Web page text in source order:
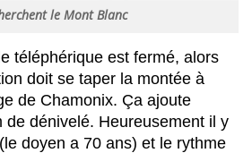
le Mont Blanc
téléphérique est fermé, alors
doit se taper la montée à
de Chamonix. Ça ajoute
de dénivelé. Heureusement il y
doyen a 70 ans) et le rythme